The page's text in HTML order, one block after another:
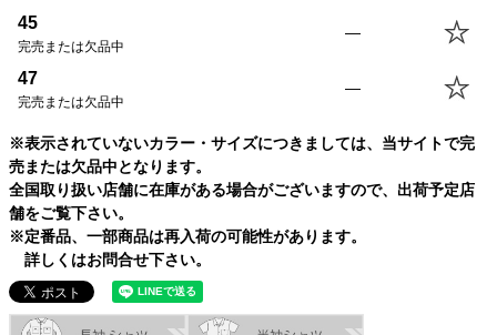
45
完売または欠品中
—
47
完売または欠品中
—
※表示されていないカラー・サイズにつきましては、当サイトで完
売または欠品中となります。
全国取り扱い店舗に在庫がある場合がございますので、出荷予定店
舗をご覧下さい。
※定番品、一部商品は再入荷の可能性があります。
詳しくはお問合せ下さい。